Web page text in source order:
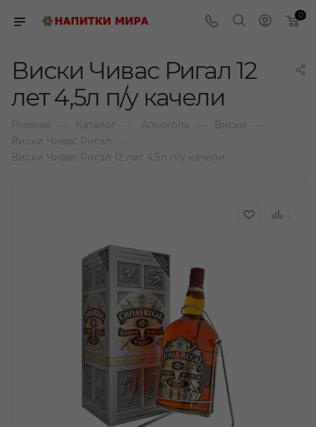
0
Виски Чивас Ригал 12
лет 4,5л п/у качели
Главная Каталог Алкоголь Виски
Виски Чивас Ригал
Виски Чивас Ригал 12 лет 4,5л п/у качели